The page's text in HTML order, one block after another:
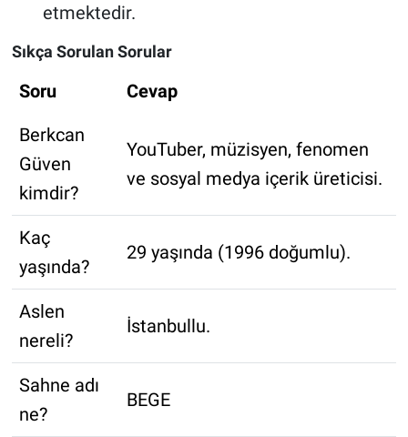
etmektedir.
Sıkça Sorulan Sorular
Soru
Cevap
Berkcan
Güven
kimdir?
YouTuber, müzisyen, fenomen
ve sosyal medya içerik üreticisi.
Kaç
yaşında?
29 yaşında (1996 doğumlu).
Aslen
nereli?
İstanbullu.
Sahne adı
ne?
BEGE